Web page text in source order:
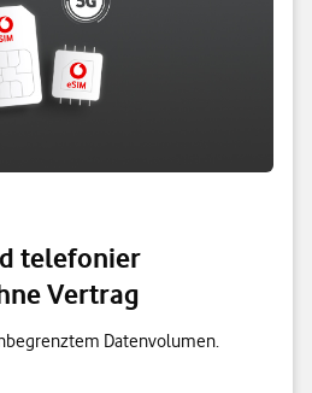
telefonier
Vertrag
Datenvolumen.